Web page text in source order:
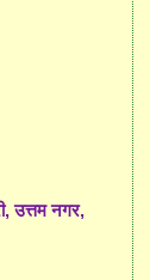
उत्तम नगर,